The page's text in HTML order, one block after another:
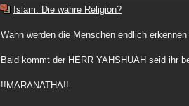
Islam: Die wahre Religion?
Wann werden die Menschen endlich
Bald kommt der HERR YAHSHUAH seid ihr
!!MARANATHA!!